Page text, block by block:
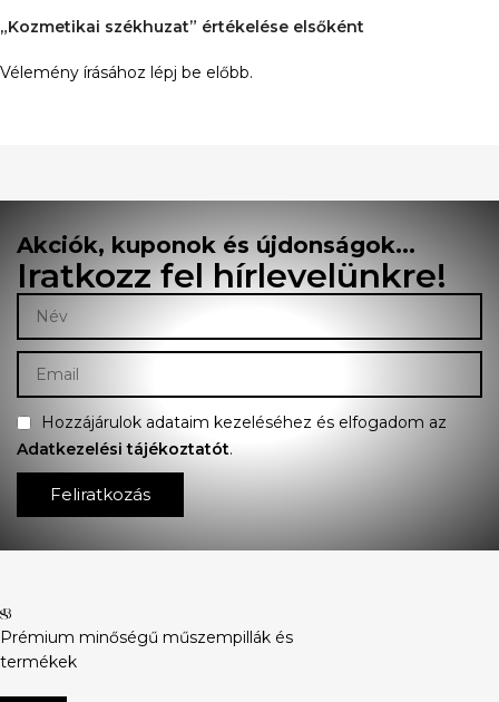
„Kozmetikai székhuzat” értékelése elsőként
Vélemény írásához lépj be előbb.
Akciók, kuponok és újdonságok...
Iratkozz fel hírlevelünkre!
Hozzájárulok adataim kezeléséhez és elfogadom az
Adatkezelési tájékoztatót.
Feliratkozás
Prémium minőségű műszempillák és
termékek